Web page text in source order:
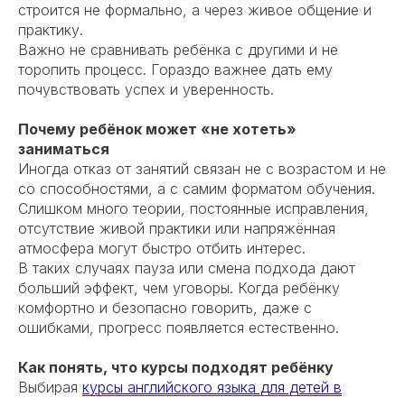
строится не формально, а через живое общение и
практику.
Важно не сравнивать ребёнка с другими и не
торопить процесс. Гораздо важнее дать ему
почувствовать успех и уверенность.
Почему ребёнок может «не хотеть»
заниматься
Иногда отказ от занятий связан не с возрастом и не
со способностями, а с самим форматом обучения.
Слишком много теории, постоянные исправления,
отсутствие живой практики или напряжённая
атмосфера могут быстро отбить интерес.
В таких случаях пауза или смена подхода дают
больший эффект, чем уговоры. Когда ребёнку
комфортно и безопасно говорить, даже с
ошибками, прогресс появляется естественно.
Как понять, что курсы подходят ребёнку
Выбирая курсы английского языка для детей в